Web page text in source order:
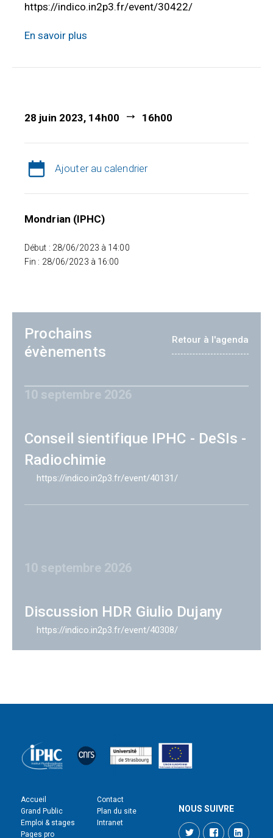
https://indico.in2p3.fr/event/30422/
En savoir plus
28 juin 2023, 14h00 16h00
Ajouter au calendrier
Mondrian (IPHC)
Début : 28/06/2023 à 14:00
Fin : 28/06/2023 à 16:00
Prochains
évènements
Retour à l'agenda
10 septembre 2026
Conseil sientifique IPHC - DeSIs -
Radiochimie
https://indico.in2p3.fr/event/40131/
10 septembre 2026
Discussion HDR Giulio Dujany
https://indico.in2p3.fr/event/40308/
Accueil
Grand Public
Emploi & stages
Pages pro
Contact
Plan du site
Intranet
NOUS SUIVRE
TwitterFacebook